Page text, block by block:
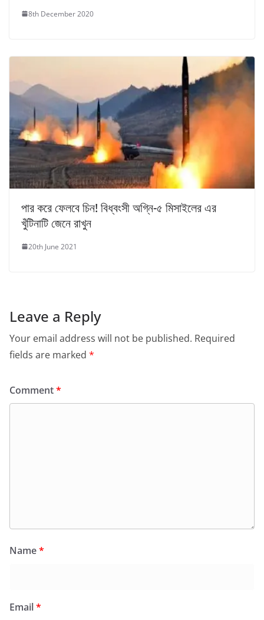
8th December 2020
পার করে ফেলবে চিন! বিধ্বংসী অগ্নি-৫ মিসাইলের এর
খুঁটিনাটি জেনে রাখুন
20th June 2021
Leave a Reply
Your email address will not be published. Required
fields are marked *
Comment*
Name*
Email*